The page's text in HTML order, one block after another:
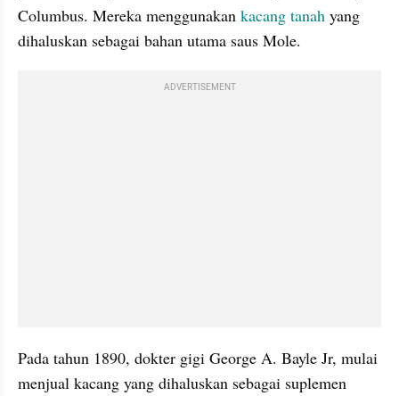
Columbus. Mereka menggunakan kacang tanah yang
dihaluskan sebagai bahan utama saus Mole.
ADVERTISEMENT
Pada tahun 1890, dokter gigi George A. Bayle Jr, mulai
menjual kacang yang dihaluskan sebagai suplemen